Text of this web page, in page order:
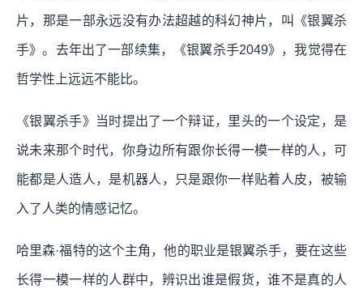
片，那是一部永远没有办法超越的科幻神片，叫《银翼杀
手》。去年出了一部续集，《银翼杀手2049》，我觉得在
哲学性上远远不能比。
《银翼杀手》当时提出了一个辩证，里头的一个设定，是
说未来那个时代，你身边所有跟你长得一模一样的人，可
能都是人造人，是机器人，只是跟你一样贴着人皮，被输
入了人类的情感记忆。
哈里森·福特的这个主角，他的职业是银翼杀手，要在这些
长得一模一样的人群中，辨识出谁是假货，谁不是真的人